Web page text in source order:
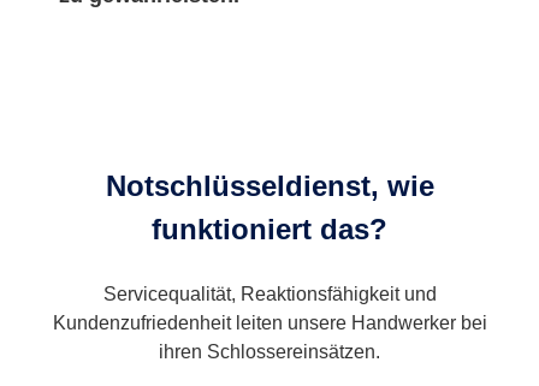
Notschlüsseldienst, wie
funktioniert das?
Servicequalität, Reaktionsfähigkeit und
Kundenzufriedenheit leiten unsere Handwerker bei
ihren Schlossereinsätzen.